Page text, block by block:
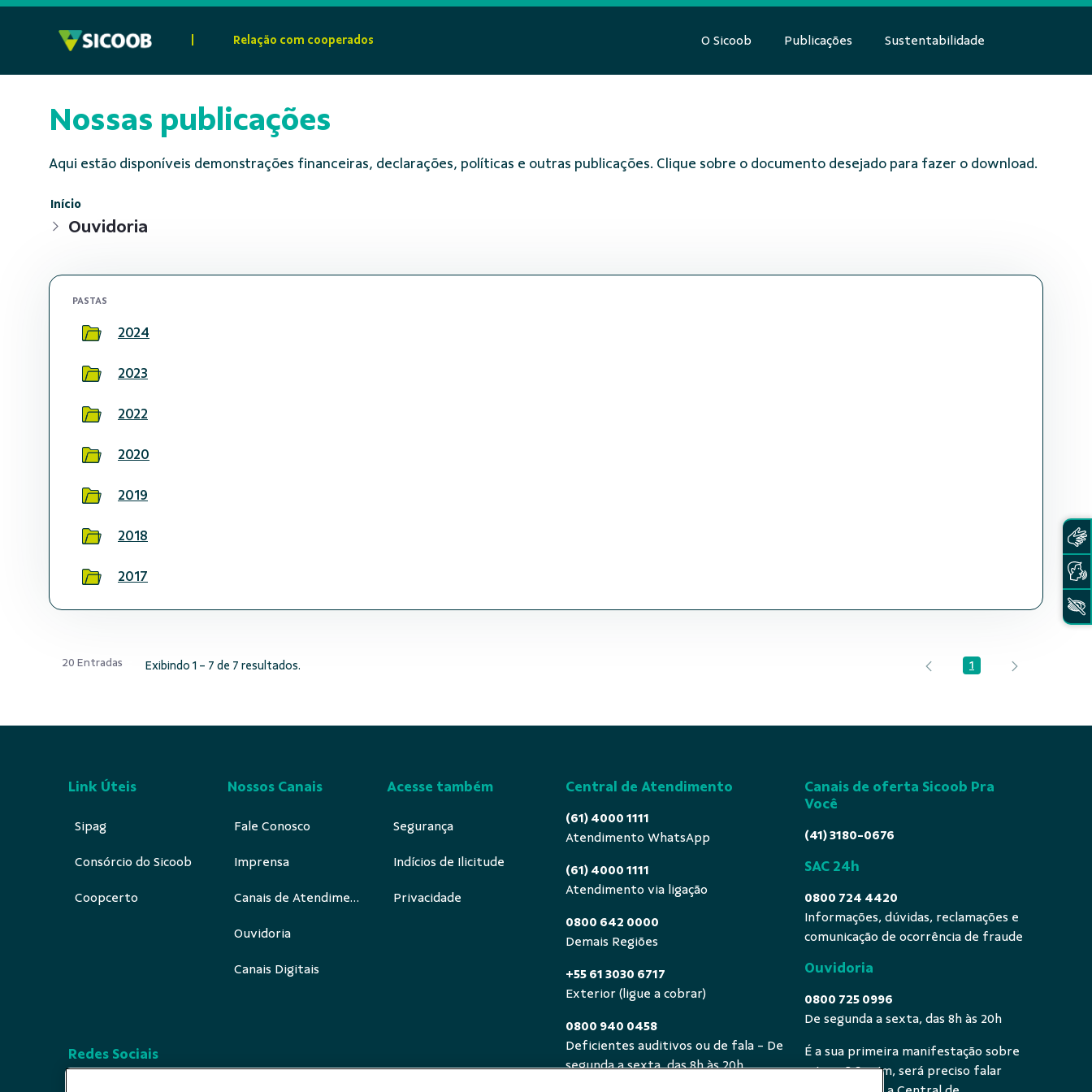
Relação com cooperados O Sicoob Publicações Sustentabilidade
Nossas publicações
Aqui estão disponíveis demonstrações financeiras, declarações, políticas e outras publicações. Clique sobre o documento desejado para fazer o download.
Início
Ouvidoria
PASTAS
2024
2023
2022
2020
2019
2018
2017
20 Entradas Exibindo 1 - 7 de 7 resultados. Página
1
Link Úteis
Sipag
Consórcio do Sicoob
Coopcerto
Nossos Canais
Fale Conosco
Imprensa
Canais de Atendimento
Ouvidoria
Canais Digitais
Acesse também
Segurança
Indícios de Ilicitude
Privacidade
Redes Sociais
Central de Atendimento
(61) 4000 1111
Atendimento WhatsApp
(61) 4000 1111
Atendimento via ligação
0800 642 0000
Demais Regiões
+55 61 3030 6717
Exterior (ligue a cobrar)
0800 940 0458
Deficientes auditivos ou de fala - De
segunda a sexta, das 8h às 20h
Canais de oferta Sicoob Pra
Você
(41) 3180-0676
SAC 24h
0800 724 4420
Informações, dúvidas, reclamações e
comunicação de ocorrência de fraude
Ouvidoria
0800 725 0996
De segunda a sexta, das 8h às 20h
É a sua primeira manifestação sobre
o tema? Se sim, será preciso falar